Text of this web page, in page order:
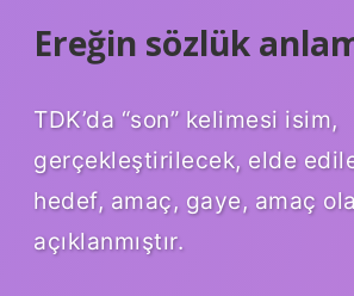
Ereğin sözlük
TDK’da “son” kelimesi isim,
gerçekleştirilecek, elde
hedef, amaç, gaye, amaç
açıklanmıştır.